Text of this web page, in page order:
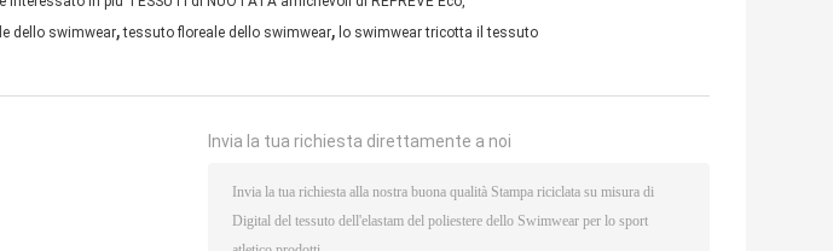
dello swimwear, tessuto floreale dello swimwear, lo swimwear tricotta il tessuto
Invia la tua richiesta direttamente a noi